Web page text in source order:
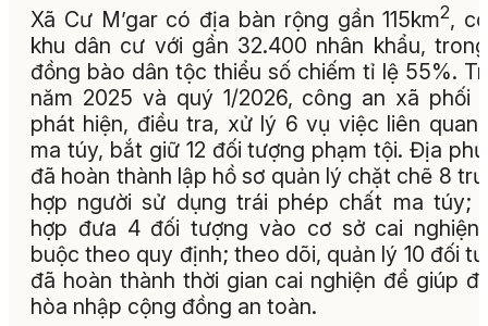
Xã Cư M’gar có địa bàn rộng gần 115km2,
khu dân cư với gần 32.400 nhân khẩu,
đồng bào dân tộc thiểu số chiếm tỉ lệ 55%.
năm 2025 và quý 1/2026, công an xã phối
phát hiện, điều tra, xử lý 6 vụ việc liên quan
ma túy, bắt giữ 12 đối tượng phạm tội. Địa
đã hoàn thành lập hồ sơ quản lý chặt chẽ 8
hợp người sử dụng trái phép chất ma túy;
hợp đưa 4 đối tượng vào cơ sở cai nghiện
buộc theo quy định; theo dõi, quản lý 10 đối
đã hoàn thành thời gian cai nghiện để giúp
hòa nhập cộng đồng an toàn.